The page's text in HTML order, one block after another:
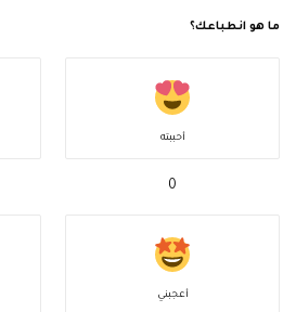
ما هو انطباعك؟
أحببته
0
أعجبني